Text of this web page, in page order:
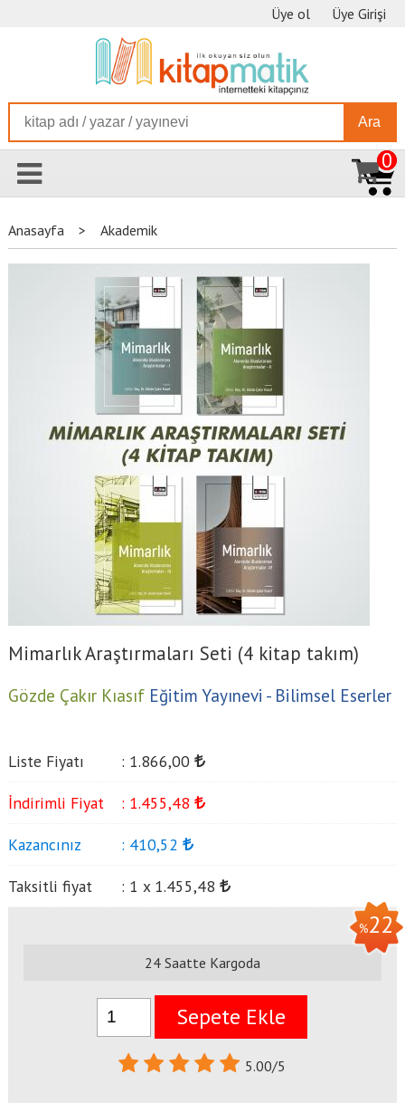
Üye ol Üye Girişi
Ara
0
Anasayfa > Akademik
Mimarlık Araştırmaları Seti (4 kitap takım)
Gözde Çakır Kıasıf Eğitim Yayınevi - Bilimsel Eserler
Liste Fiyatı : 1.866,00
İndirimli Fiyat : 1.455,48
Kazancınız : 410,52
Taksitli fiyat : 1 x 1.455,48
%22
24 Saatte Kargoda
Sepete Ekle
5.00/5